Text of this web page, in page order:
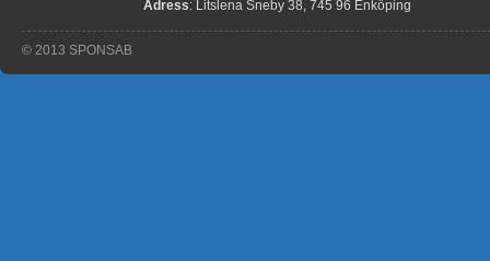
Adress: Litslena Sneby 38, 745 96 Enköping
© 2013 SPONSAB